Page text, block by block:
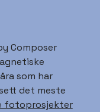
Composer
som har
det meste
fotoprosjekter